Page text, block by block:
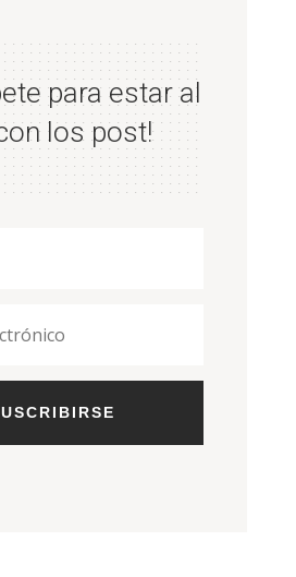
para estar al
los post!